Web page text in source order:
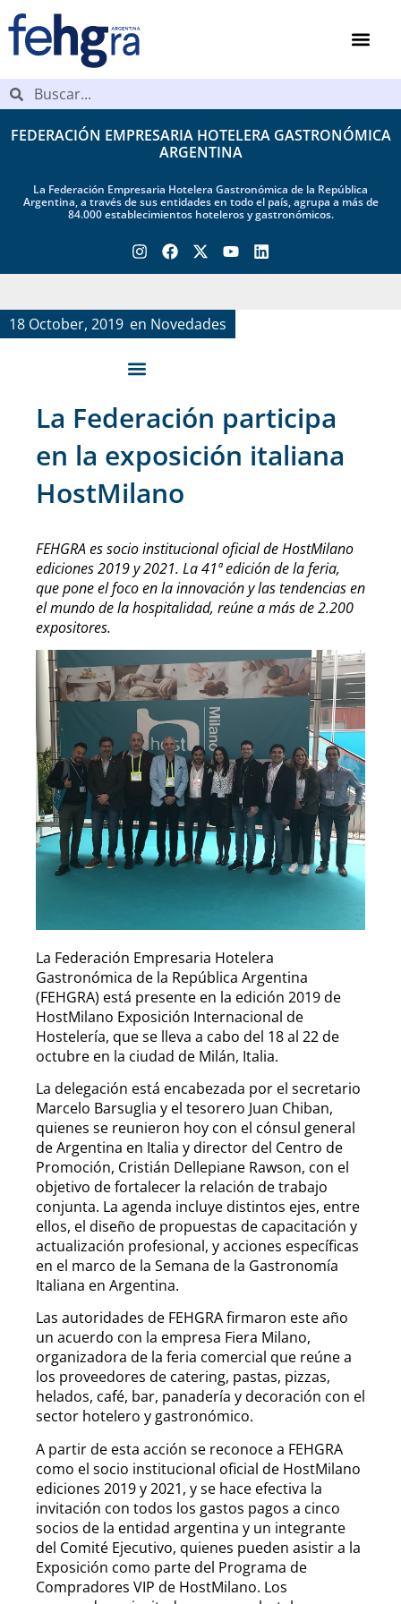
FEDERACIÓN EMPRESARIA HOTELERA GASTRONÓMICA
ARGENTINA
La Federación Empresaria Hotelera Gastronómica de la República
Argentina, a través de sus entidades en todo el país, agrupa a más de
84.000 establecimientos hoteleros y gastronómicos.
18 October, 2019 en Novedades
La Federación participa
en la exposición italiana
HostMilano
FEHGRA es socio institucional oficial de HostMilano
ediciones 2019 y 2021. La 41ª edición de la feria,
que pone el foco en la innovación y las tendencias en
el mundo de la hospitalidad, reúne a más de 2.200
expositores.
La Federación Empresaria Hotelera
Gastronómica de la República Argentina
(FEHGRA) está presente en la edición 2019 de
HostMilano Exposición Internacional de
Hostelería, que se lleva a cabo del 18 al 22 de
octubre en la ciudad de Milán, Italia.
La delegación está encabezada por el secretario
Marcelo Barsuglia y el tesorero Juan Chiban,
quienes se reunieron hoy con el cónsul general
de Argentina en Italia y director del Centro de
Promoción, Cristián Dellepiane Rawson, con el
objetivo de fortalecer la relación de trabajo
conjunta. La agenda incluye distintos ejes, entre
ellos, el diseño de propuestas de capacitación y
actualización profesional, y acciones específicas
en el marco de la Semana de la Gastronomía
Italiana en Argentina.
Las autoridades de FEHGRA firmaron este año
un acuerdo con la empresa Fiera Milano,
organizadora de la feria comercial que reúne a
los proveedores de catering, pastas, pizzas,
helados, café, bar, panadería y decoración con el
sector hotelero y gastronómico.
A partir de esta acción se reconoce a FEHGRA
como el socio institucional oficial de HostMilano
ediciones 2019 y 2021, y se hace efectiva la
invitación con todos los gastos pagos a cinco
socios de la entidad argentina y un integrante
del Comité Ejecutivo, quienes pueden asistir a la
Exposición como parte del Programa de
Compradores VIP de HostMilano. Los